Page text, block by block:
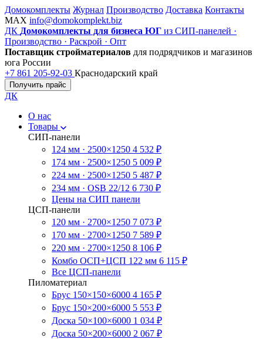
Домокомплекты Журнал Производство Доставка Контакты
MAX info@domokomplekt.biz
ДК Домокомплекты для бизнеса ЮГ из СИП-панелей ·
Производство · Раскрой · Опт
Поставщик стройматериалов для подрядчиков и магазинов
юга России
+7 861 205-92-03 Краснодарский край
Получить прайс
ДК
О нас
Товары
СИП-панели
124 мм · 2500×1250 4 532 ₽
174 мм · 2500×1250 5 009 ₽
224 мм · 2500×1250 5 487 ₽
234 мм · OSB 22/12 6 730 ₽
Цены на СИП панели
ЦСП-панели
120 мм · 2700×1250 7 073 ₽
170 мм · 2700×1250 7 589 ₽
220 мм · 2700×1250 8 106 ₽
Комбо ОСП+ЦСП 122 мм 6 115 ₽
Все ЦСП-панели
Пиломатериал
Брус 150×150×6000 4 165 ₽
Брус 150×200×6000 5 553 ₽
Доска 50×100×6000 1 034 ₽
Доска 50×200×6000 2 067 ₽